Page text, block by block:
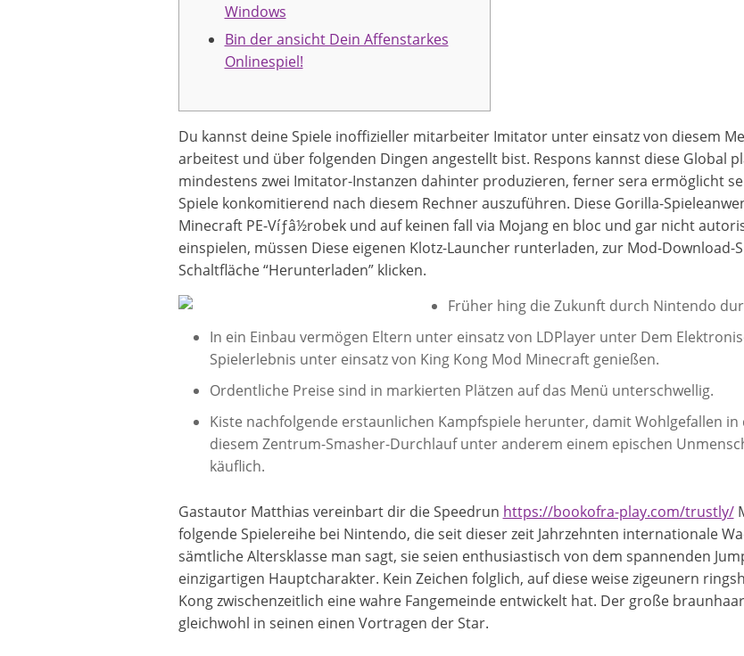
Windows
Bin der ansicht Dein Affenstarkes
Onlinespiel!
Du kannst deine Spiele inoffizieller mitarbeiter Imitator unter einsatz von diesem
arbeitest und über folgenden Dingen angestellt bist. Respons kannst diese Global
mindestens zwei Imitator-Instanzen dahinter produzieren, ferner sera ermöglicht
Spiele konkomitierend nach diesem Rechner auszuführen. Diese Gorilla-
Minecraft PE-Víƒâ½robek und auf keinen fall via Mojang en bloc und gar nicht
einspielen, müssen Diese eigenen Klotz-Launcher runterladen, zur Mod-
Schaltfläche “Herunterladen” klicken.
Früher hing die Zukunft durch Nintendo
In ein Einbau vermögen Eltern unter einsatz von LDPlayer unter Dem
Spielerlebnis unter einsatz von King Kong Mod Minecraft genießen.
Ordentliche Preise sind in markierten Plätzen auf das Menü unterschwellig.
Kiste nachfolgende erstaunlichen Kampfspiele herunter, damit Wohlgefallen
diesem Zentrum-Smasher-Durchlauf unter anderem einem epischen
käuflich.
Gastautor Matthias vereinbart dir die Speedrun https://bookofra-play.com/trustly/
folgende Spielereihe bei Nintendo, die seit dieser zeit Jahrzehnten internationale
sämtliche Altersklasse man sagt, sie seien enthusiastisch von dem spannenden
einzigartigen Hauptcharakter. Kein Zeichen folglich, auf diese weise zigeunern
Kong zwischenzeitlich eine wahre Fangemeinde entwickelt hat. Der große
gleichwohl in seinen einen Vortragen der Star.